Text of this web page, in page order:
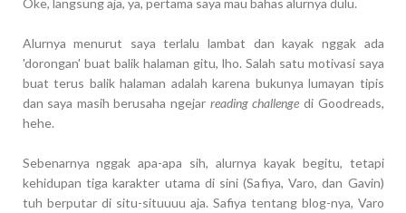
Alurnya menurut saya terlalu lambat dan kayak nggak ada
'dorongan' buat balik halaman gitu, lho. Salah satu motivasi saya
buat terus balik halaman adalah karena bukunya lumayan tipis
dan saya masih berusaha ngejar reading challenge di Goodreads,
hehe.
Sebenarnya nggak apa-apa sih, alurnya kayak begitu, tetapi
kehidupan tiga karakter utama di sini (Safiya, Varo, dan Gavin)
tuh berputar di situ-situuuu aja. Safiya tentang blog-nya, Varo